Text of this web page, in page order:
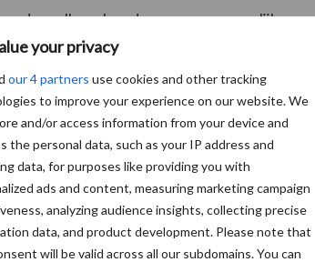
your privacy
our 4 partners use cookies and other tracking
to improve your experience on our website. We
and/or access information from your device and
the personal data, such as your IP address and
data, for purposes like providing you with
ads and content, measuring marketing campaign
analyzing audience insights, collecting precise
data, and product development. Please note that
will be valid across all our subdomains. You can
de melkveehouders een gezamenlijke
consolideren. Gesloten kringlopen van
een handje bij helpen.